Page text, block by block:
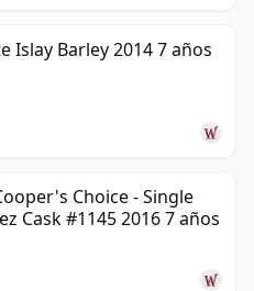
Islay Barley 2014 7 años
Choice - Single
Cask #1145 2016 7 años